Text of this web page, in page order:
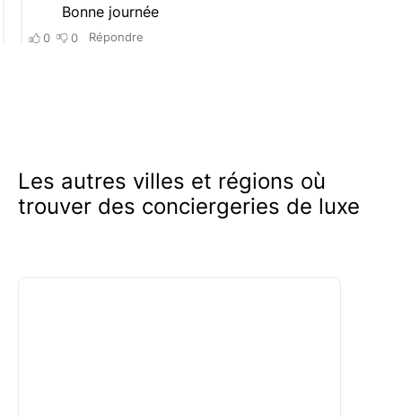
Les autres villes et régions où
trouver des conciergeries de luxe